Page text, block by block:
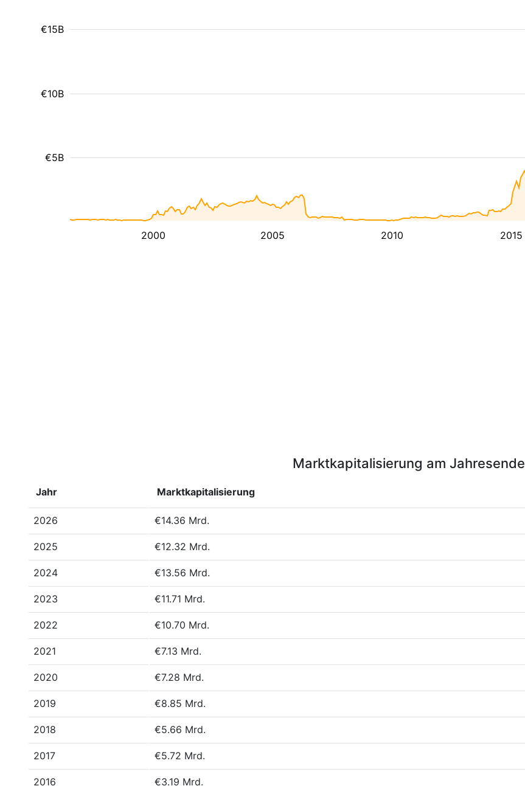
2000 2005 2010 2015
€5B
€10B
€15B
Marktkapitalisierung am Jahresende
Jahr Marktkapitalisierung
2026 €14.36 Mrd.
2025 €12.32 Mrd.
2024 €13.56 Mrd.
2023 €11.71 Mrd.
2022 €10.70 Mrd.
2021 €7.13 Mrd.
2020 €7.28 Mrd.
2019 €8.85 Mrd.
2018 €5.66 Mrd.
2017 €5.72 Mrd.
2016 €3.19 Mrd.